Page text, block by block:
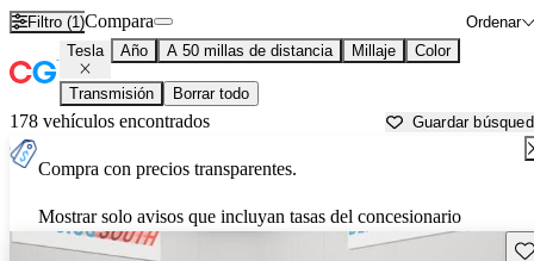
Filtro (1) Ordenar
Compara
Tesla Año A 50 millas de distancia Millaje Color
Transmisión Borrar todo
178 vehículos encontrados Guardar
Compra con precios transparentes.
Mostrar solo avisos que incluyan tasas del concesionario